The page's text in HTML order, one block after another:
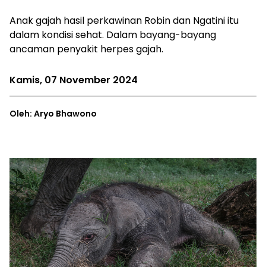
Anak gajah hasil perkawinan Robin dan Ngatini itu
dalam kondisi sehat. Dalam bayang-bayang
ancaman penyakit herpes gajah.
Kamis, 07 November 2024
Oleh: Aryo Bhawono